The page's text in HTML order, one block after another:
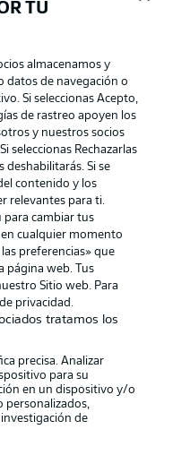
legal
de privacidad
de uso
GmbH
TU
almacenamos y
datos de navegación o
Si seleccionas Acepto,
de rastreo apoyen los
y nuestros socios
seleccionas Rechazarlas
Si se
contenido y los
relevantes para ti.
para cambiar tus
cualquier momento
preferencias» que
página web. Tus
Sitio web. Para
privacidad.
tratamos los
precisa. Analizar
para su
en un dispositivo y/o
personalizados,
de